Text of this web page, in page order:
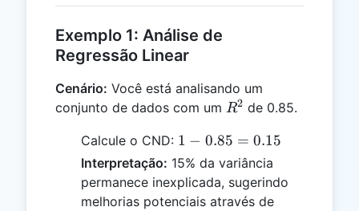
Exemplo 1: Análise de
Regressão Linear
Cenário: Você está analisando um
conjunto de dados com um R^2
R2 de 0.85.
Calcule o CND: 1 -
0.85
=
0.15
1 − 0.85 = 0.15
Interpretação: 15% da variância
permanece inexplicada, sugerindo
melhorias potenciais através de